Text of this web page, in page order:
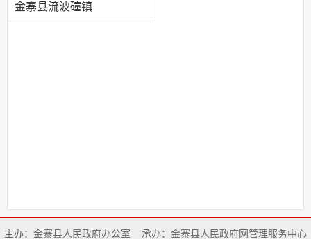
金寨县流波䃥镇
主办：金寨县人民政府办公室 承办：金寨县人民政府网管理服务中心